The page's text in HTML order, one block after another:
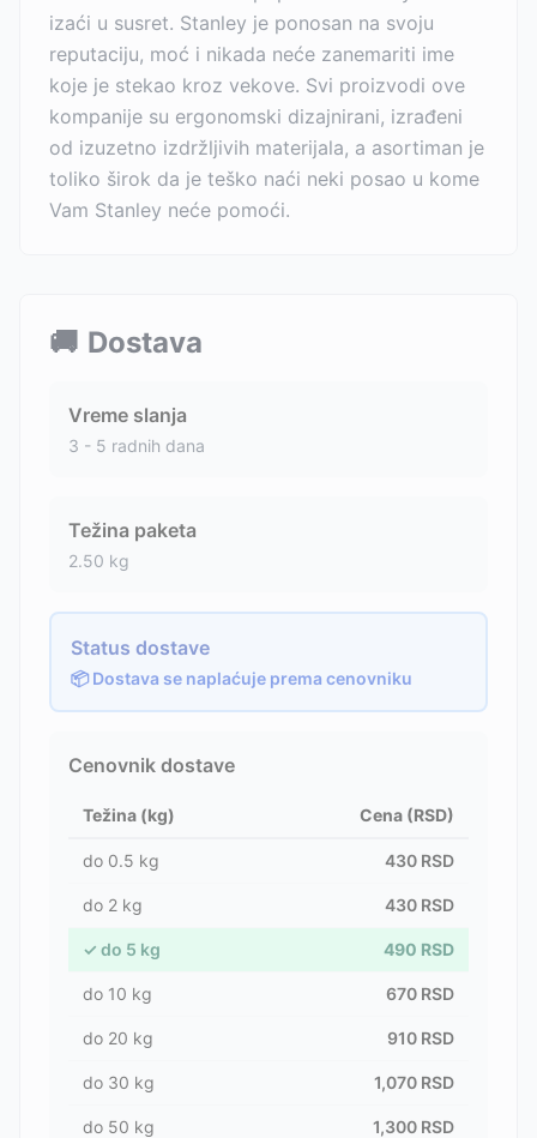
izaći u susret. Stanley je ponosan na svoju
reputaciju, moć i nikada neće zanemariti ime
koje je stekao kroz vekove. Svi proizvodi ove
kompanije su ergonomski dizajnirani, izrađeni
od izuzetno izdržljivih materijala, a asortiman je
toliko širok da je teško naći neki posao u kome
Vam Stanley neće pomoći.
🚚 Dostava
Vreme slanja
3 - 5 radnih dana
Težina paketa
2.50 kg
Status dostave
📦 Dostava se naplaćuje prema cenovniku
Cenovnik dostave
Težina (kg) Cena (RSD)
do 0.5 kg 430 RSD
do 2 kg 430 RSD
✓ do 5 kg 490 RSD
do 10 kg 670 RSD
do 20 kg 910 RSD
do 30 kg 1,070 RSD
do 50 kg 1,300 RSD